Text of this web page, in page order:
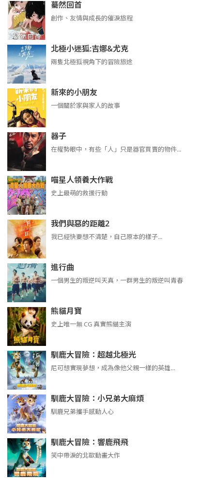
驀然回首
創作、友情與成長的催淚旅程
北極小迷狐:吉娜&尤克
兩隻北極狐視角下的冒險旅途
新來的小朋友
一個關於家與家人的故事
器子
在權勢眼中，有些「人」只是器官買賣的物件...
喵星人領養大作戰
史上最萌的救援行動
我們與惡的距離2
我已經快要想不清楚，自己原本的樣子...
進行曲
​​​一個男生的叛逆叫天真，一群男生的叛逆叫青春
熊貓月寶
史上唯一無 CG 真實熊貓主演
馴鹿大冒險：超越北極光
尼可想實現夢想，成為像他父親一樣的英雄…
馴鹿大冒險：小兄弟大麻煩
馴鹿兄弟攜手感動人心
馴鹿大冒險：響鹿飛飛
笑中帶淚的北歐動畫大作